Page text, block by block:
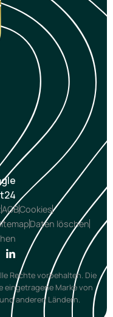
AGBCookies
Daten löschen
Rechte vorbehalten. Die
eingetragene Marke von
anderen Ländern.